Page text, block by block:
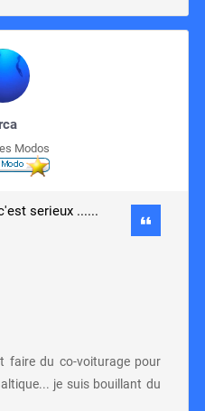
Modos
serieux ......
faire du co-voiturage pour
je suis bouillant du